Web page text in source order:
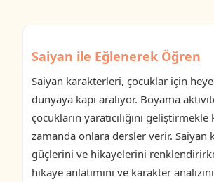
Saiyan ile Eğlenerek Öğren
Saiyan karakterleri, çocuklar için
dünyaya kapı aralıyor. Boyama
çocukların yaratıcılığını geliştirmekle
zamanda onlara dersler verir. Saiyan
güçlerini ve hikayelerini
hikaye anlatımını ve karakter